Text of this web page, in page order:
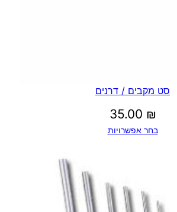
סט מקבים / דרנים
35.00 ₪
בחר אפשרויות